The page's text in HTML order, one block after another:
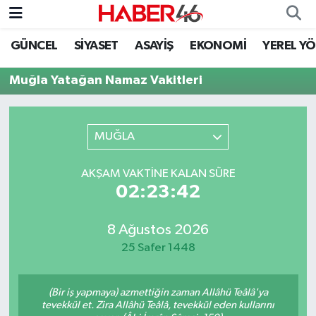
GÜNCEL SİYASET ASAYİŞ EKONOMİ YEREL
Muğla Yatağan Namaz Vakitleri
MUĞLA
AKŞAM VAKTINE KALAN SÜRE
02:23:42
8 Ağustos 2026
25 Safer 1448
(Bir iş yapmaya) azmettiğin zaman Allâhü Teâlâ'ya
tevekkül et. Zira Allâhü Teâlâ, tevekkül eden kullarını
GÜNCEL
SİYASET
EKONOMİ
EĞİTİM
Nöbetçi Eczaneler
Hava Durumu
Kahramanmaraş Namaz Vakitleri
Süper Lig Puan Durumu ve Fikstür
Tüm Manşetler
Haber Arşivi